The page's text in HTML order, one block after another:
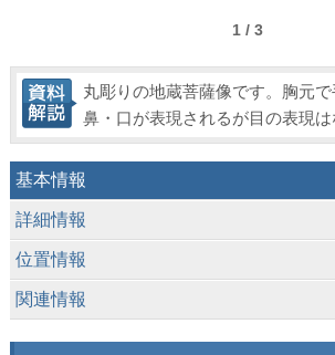
1 / 3
丸彫りの地蔵菩薩像です。胸元
鼻・口が表現されるが目の表現は
基本情報
詳細情報
位置情報
関連情報